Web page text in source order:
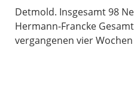
Detmold. Insgesamt 98
Hermann-Francke
vergangenen vier